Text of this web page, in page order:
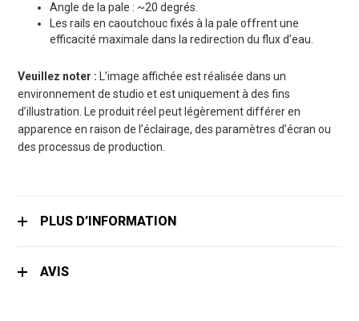
Angle de la pale : ~20 degrés.
Les rails en caoutchouc fixés à la pale offrent une
efficacité maximale dans la redirection du flux d’eau.
Veuillez noter : L’image affichée est réalisée dans un
environnement de studio et est uniquement à des fins
d’illustration. Le produit réel peut légèrement différer en
apparence en raison de l’éclairage, des paramètres d’écran ou
des processus de production.
PLUS D’INFORMATION
AVIS